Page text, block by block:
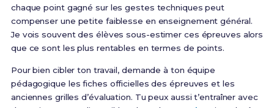
chaque point gagné sur les gestes techniques peut
compenser une petite faiblesse en enseignement général.
Je vois souvent des élèves sous-estimer ces épreuves alors
que ce sont les plus rentables en termes de points.
Pour bien cibler ton travail, demande à ton équipe
pédagogique les fiches officielles des épreuves et les
anciennes grilles d’évaluation. Tu peux aussi t’entraîner avec